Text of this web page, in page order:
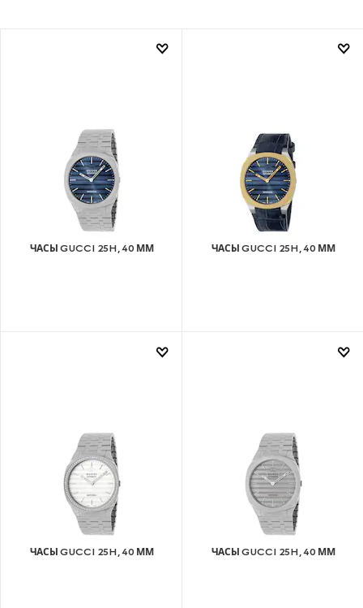
ЧАСЫ GUCCI 25H, 40 ММ ЧАСЫ GUCCI 25H, 40 ММ
ЧАСЫ GUCCI 25H, 40 ММ ЧАСЫ GUCCI 25H, 40 ММ